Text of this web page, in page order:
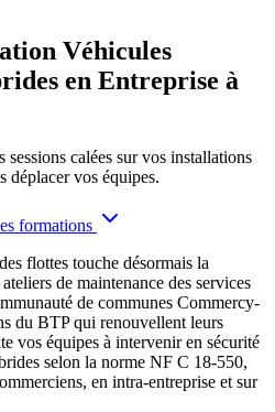
Véhicules
en Entreprise à
calées sur vos installations
déplacer vos équipes.
formations
flottes touche désormais la
de maintenance des services
de communes Commercy-
du BTP qui renouvellent leurs
vos équipes à intervenir en sécurité
selon la norme NF C 18-550,
en intra-entreprise et sur